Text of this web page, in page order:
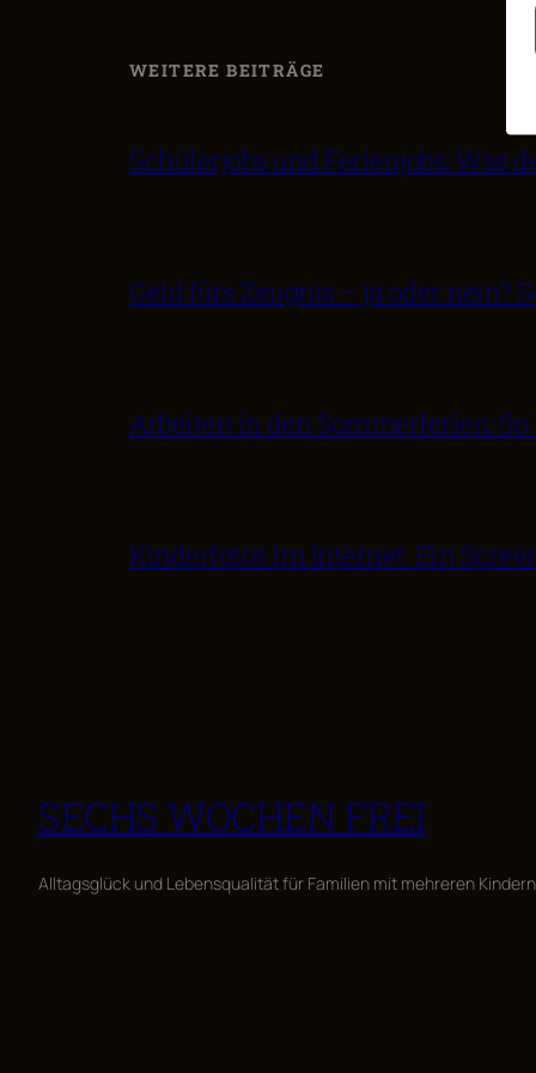
WEITERE BEITRÄGE
Schülerjobs und Ferienjobs: Was
Geld fürs Zeugnis – ja oder nein?
Arbeiten in den Sommerferien:
Kinderfotos im Internet: Ein
SECHS WOCHEN FREI
Alltagsglück und Lebensqualität für Familien mit mehreren Kindern.